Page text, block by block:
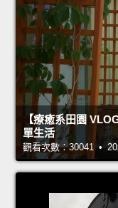
【療癒系田園
單生活
觀看次數：30041 •